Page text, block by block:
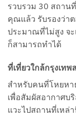
รวบรวม 30 สถาน
คุณแล้ว รับรองว่า
ประมาณที่ไม่สูง จะ
ก็สามารถทำได้
ที่เที่ยวใกล้กรุงเท
สำหรับคนที่โหยหา
เพื่อสัมผัสอากาศบ
แวะไปสถานที่เหล่